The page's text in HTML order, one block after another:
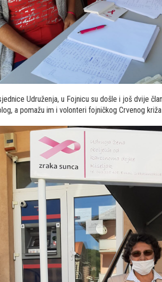
Udruženja, u Fojnicu su došle i još dvije
a pomažu im i volonteri fojničkog Crvenog